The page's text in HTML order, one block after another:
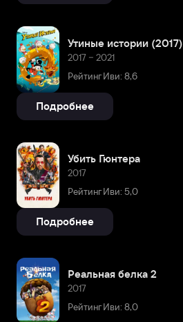
Утиные истории (2017)
2017 – 2021
Рейтинг Иви: 8,6
Подробнее
Убить Гюнтера
2017
Рейтинг Иви: 5,0
Подробнее
Реальная белка 2
2017
Рейтинг Иви: 8,0